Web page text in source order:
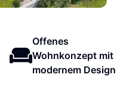
Offenes
Wohnkonzept mit
modernem Design